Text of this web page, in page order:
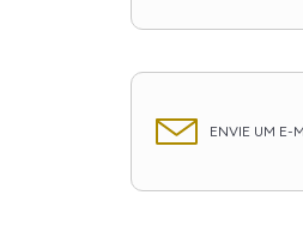
ENVIE UM E-